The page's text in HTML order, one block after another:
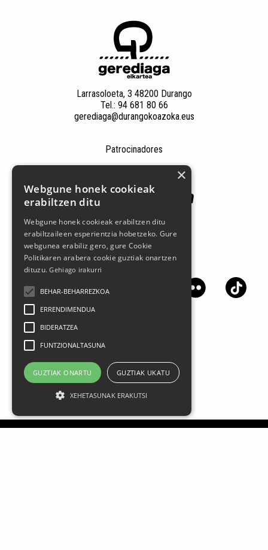
Larrasoloeta, 3 48200 Durango
Tel.: 94 681 80 66
gerediaga@durangokoazoka.eus
Patrocinadores
Síguenos en las redes sociales
×
Webgune honek cookieak
erabiltzen ditu
Webgune honek cookieak erabiltzen ditu
erabiltzaileen esperientzia hobetzeko. Gure
webgunea erabiliz gero, gure Cookie
Politikaren arabera cookie guztiak onartzen
dituzu.Gehiago irakurri
BEHAR-BEHARREZKOA
ERRENDIMENDUA
BIDERATZEA
FUNTZIONALTASUNA
GUZTIAK ONARTU GUZTIAK UKATU
XEHETASUNAK ERAKUTSI